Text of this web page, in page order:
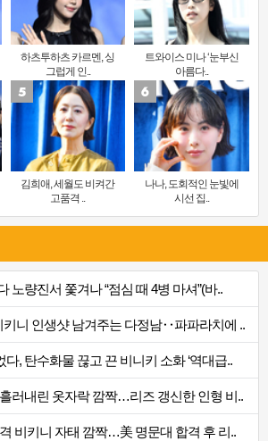
하츠투하츠 카르멘, 싱
그럽게 인..
트와이스 미나 ‘눈부신
아름다..
김희애, 세월도 비켜간
고품격 ..
나나, 도회적인 눈빛에
시선 집..
노량진서 쫓겨나 “점심 때 4병 마셔”(바..
키니 인생샷 남겨주는 다정남‥파파라치에 ..
, 탄수화물 끊고 끈 비니키 소화 ‘역대급..
러내린 옷자락 깜짝…리즈 갱신한 인형 비..
비키니 자태 깜짝…美 명문대 합격 후 리..